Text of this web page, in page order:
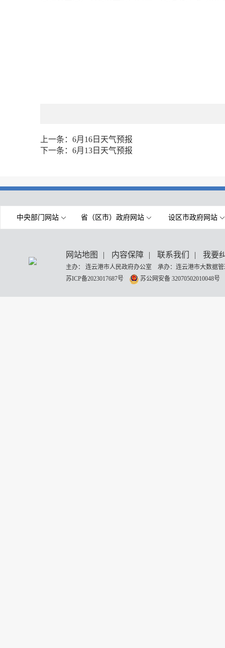
上一条： 6月16日天气预报
下一条： 6月13日天气预报
中央部门网站 省（区市）政府网站 设区市政府网站
网站地图 | 内容保障 | 联系我们 | 我要
主办： 连云港市人民政府办公室 承办：连云港市大数据
苏ICP备2023017687号
苏公网安备 32070502010048号